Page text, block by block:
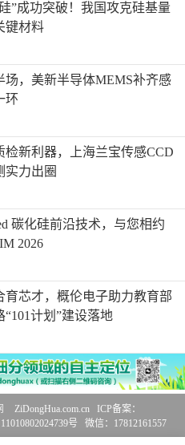
”成功突破！我国攻克硅基量
键材料
场，美新半导体MEMS补齐感
环
检新利器，上海兰宝传感CCD
实力出圈
碳化硅前沿技术，与您相约
2026
育芯才，概伦电子助力教育部
“101计划”建设落地
ZiDongHua.com.cn ICP备案：
号 微信：17812161557